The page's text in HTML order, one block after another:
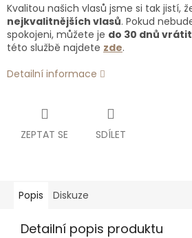
Kvalitou našich vlasů jsme si tak jistí,
nejkvalitnějších vlasů. Pokud
spokojeni, můžete je do 30 dnů
této službě najdete zde.
Detailní informace
ZEPTAT SE SDÍLET
Popis Diskuze
Detailní popis produktu